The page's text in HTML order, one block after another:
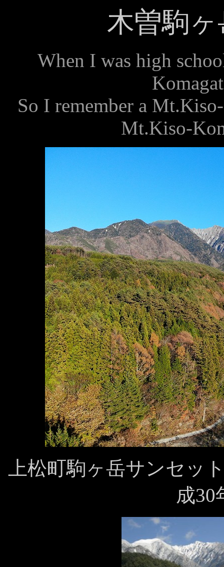
木曽駒
When I was high
So I remember a
Mt.Kiso-
上松町駒ヶ岳サンセ
成30